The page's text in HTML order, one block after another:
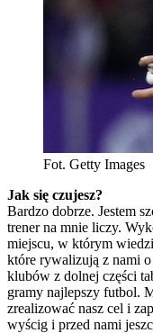
Fot. Getty Images
Jak się czujesz?
Bardzo dobrze. Jestem
trener na mnie liczy.
miejscu, w którym
które rywalizują z nami o
klubów z dolnej części
gramy najlepszy futbol.
zrealizować nasz cel i
wyścig i przed nami